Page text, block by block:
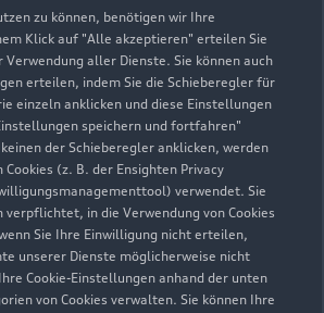
zu können, benötigen wir Ihre
Klick auf "Alle akzeptieren" erteilen Sie
Verwendung aller Dienste. Sie können auch
erteilen, indem Sie die Schieberegler für
einzeln anklicken und diese Einstellungen
speichern und fortfahren"
der Schieberegler anklicken, werden
(z. B. der Ensighten Privacy
verwendet. Sie
verpflichtet, in die Verwendung von Cookies
Sie Ihre Einwilligung nicht erteilen,
unserer Dienste möglicherweise nicht
Cookie-Einstellungen anhand der unten
von Cookies verwalten. Sie können Ihre
Zur Teamübersicht